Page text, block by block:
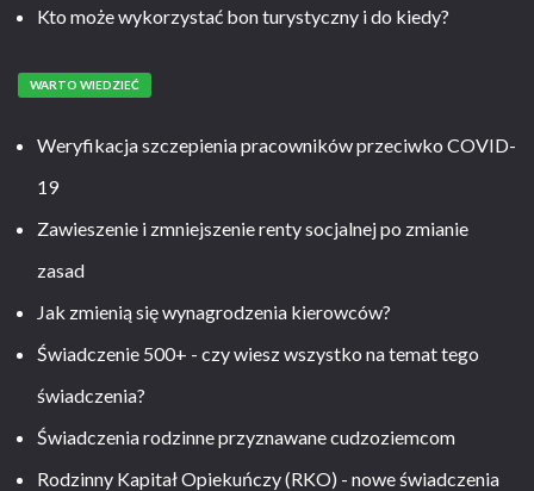
Kto może wykorzystać bon turystyczny i do kiedy?
WARTO WIEDZIEĆ
Weryfikacja szczepienia pracowników przeciwko COVID-
19
Zawieszenie i zmniejszenie renty socjalnej po zmianie
zasad
Jak zmienią się wynagrodzenia kierowców?
Świadczenie 500+ - czy wiesz wszystko na temat tego
świadczenia?
Świadczenia rodzinne przyznawane cudzoziemcom
Rodzinny Kapitał Opiekuńczy (RKO) - nowe świadczenia